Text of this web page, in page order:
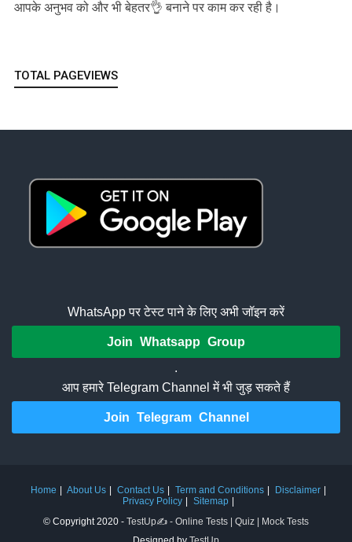
आपके अनुभव को और भी बेहतर👌 बनाने पर काम कर रही है।
TOTAL PAGEVIEWS
WhatsApp पर टेस्ट पाने के लिए अभी जॉइन करें
Join Whatsapp Group
.
आप हमारे Telegram Channel में भी जुड़ सकते हैं
Join Telegram Channel
Home About Us Contact Us Term and Conditions
Disclaimer
Privacy Policy
Sitemap
© Copyright 2020 - TestUp✍️ - Online Tests | Quiz | Mock Tests